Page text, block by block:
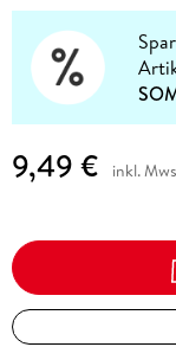
9,49 € inkl.